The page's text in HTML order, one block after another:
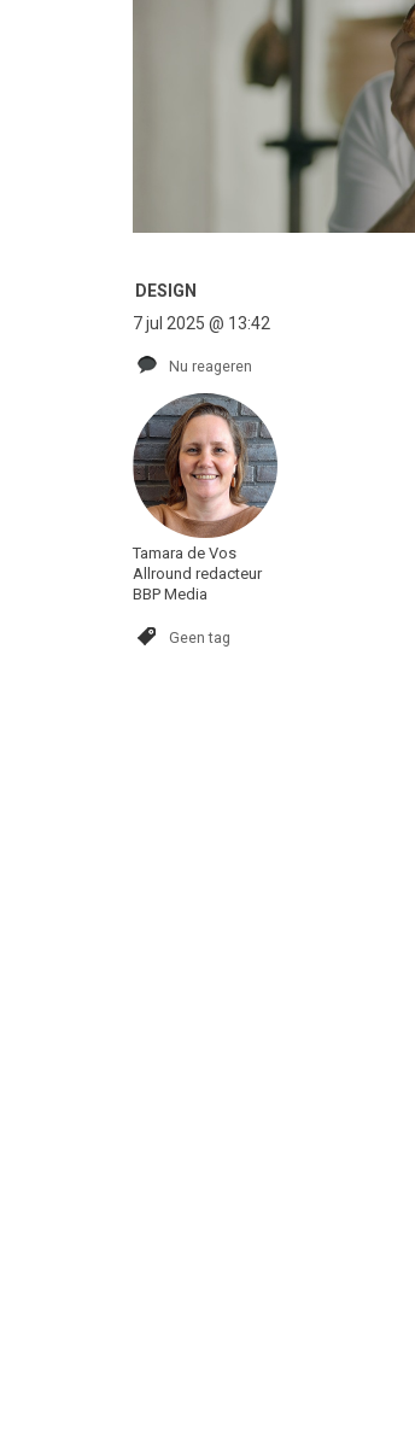
DESIGN
7 jul 2025 @ 13:42
Nu reageren
Tamara de Vos
Allround redacteur
BBP Media
Geen tag